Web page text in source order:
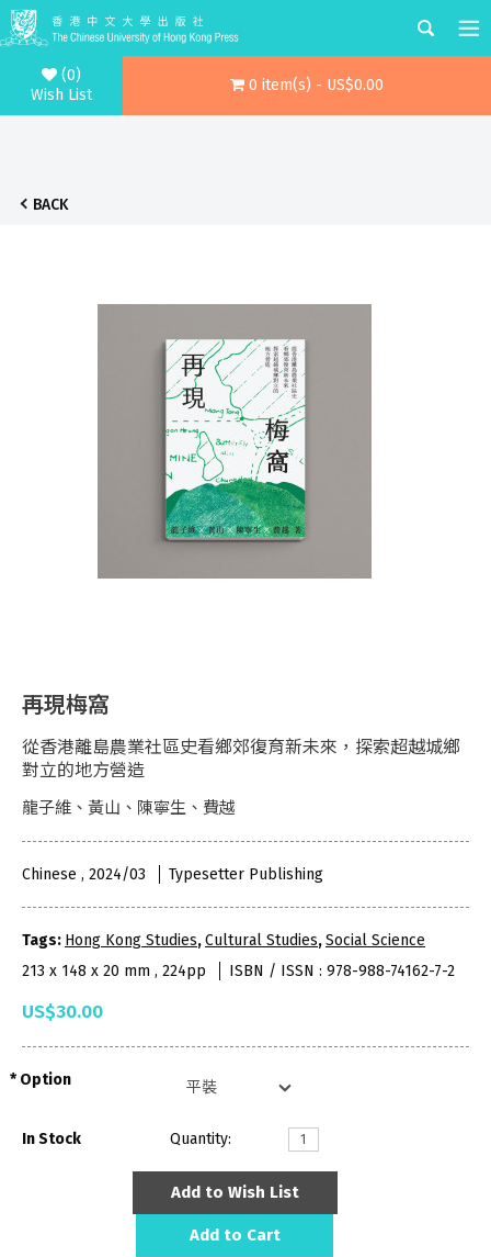
(0)
Wish List
0 item(s) - US$0.00
BACK
再現梅窩
從香港離島農業社區史看鄉郊復育新未來，探索超越城鄉
對立的地方營造
龍子維、黃山、陳寧生、費越
Chinese , 2024/03 Typesetter Publishing
Tags: Hong Kong Studies,Cultural Studies,Social Science
213 x 148 x 20 mm , 224pp
ISBN / ISSN : 978-988-74162-7-2
US$30.00
Option
In Stock Quantity:
Add to Wish List
Add to Cart